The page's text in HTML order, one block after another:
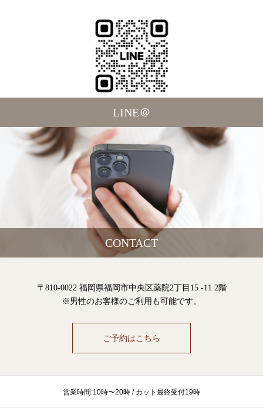
LINE＠
CONTACT
〒810-0022 福岡県福岡市中央区薬院2丁目15 -11 2階
※男性のお客様のご利用も可能です。
ご予約はこちら
営業時間:10時〜20時 / カット最終受付19時